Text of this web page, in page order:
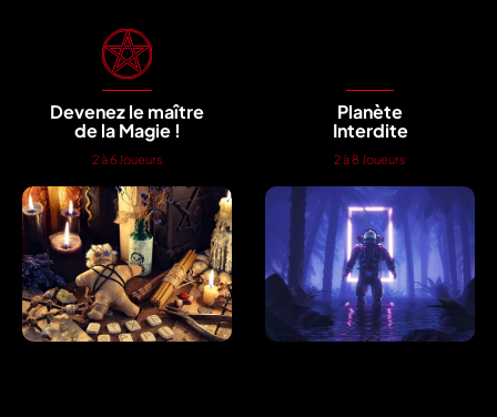
Devenez le maître
de la Magie !
2 à 6 Joueurs
Planète
Interdite
2 à 8 Joueurs